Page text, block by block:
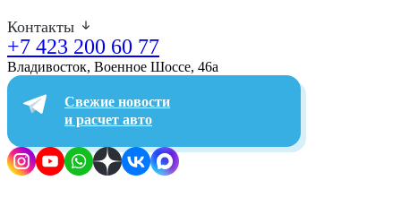
Контакты
+7 423 200 60 77
Владивосток, Военное Шоссе, 46а​
Свежие новости
и расчет авто